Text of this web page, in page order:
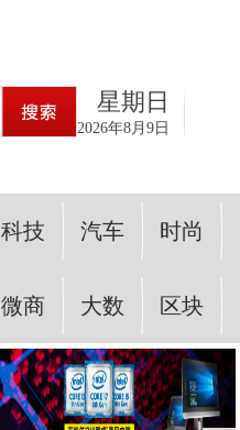
星期日
2026年8月9日
科技 汽车 时尚
微商 大数 区块